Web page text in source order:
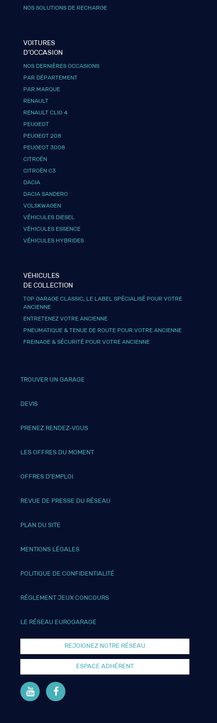
NOS SOLUTIONS DE RECHARGE
VOITURES
D’OCCASION
NOS DERNIÈRES OCCASIONS
PAR DÉPARTEMENT
PAR MARQUE
RENAULT
RENAULT CLIO 4
PEUGEOT
PEUGEOT 208
PEUGEOT 3008
CITROËN
CITROËN C3
DACIA
DACIA SANDERO
VOLSKWAGEN
VÉHICULES DIESEL
VÉHICULES ESSENCE
VÉHICULES HYBRIDES
VÉHICULES
DE COLLECTION
TOP GARAGE CLASSIC, LE LABEL SPÉCIALISÉ POUR VOTRE
ANCIENNE
ENTRETENEZ VOTRE ANCIENNE
PNEUMATIQUE & TENUE DE ROUTE POUR VOTRE ANCIENNE
FREINAGE & SÉCURITÉ POUR VOTRE ANCIENNE
TROUVER UN GARAGE
DEVIS
PRENEZ RENDEZ-VOUS
LES OFFRES DU MOMENT
OFFRES D’EMPLOI
REVUE DE PRESSE DU RÉSEAU
PLAN DU SITE
MENTIONS LÉGALES
POLITIQUE DE CONFIDENTIALITÉ
RÉGLEMENT JEUX CONCOURS
LE RÉSEAU EUROGARAGE
REJOIGNEZ NOTRE RÉSEAU
ESPACE ADHÉRENT